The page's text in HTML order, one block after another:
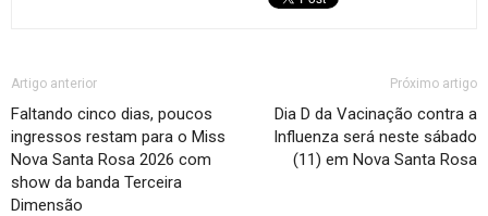
Artigo anterior
Faltando cinco dias, poucos
ingressos restam para o Miss
Nova Santa Rosa 2026 com
show da banda Terceira
Dimensão
Próximo artigo
Dia D da Vacinação contra a
Influenza será neste sábado
(11) em Nova Santa Rosa